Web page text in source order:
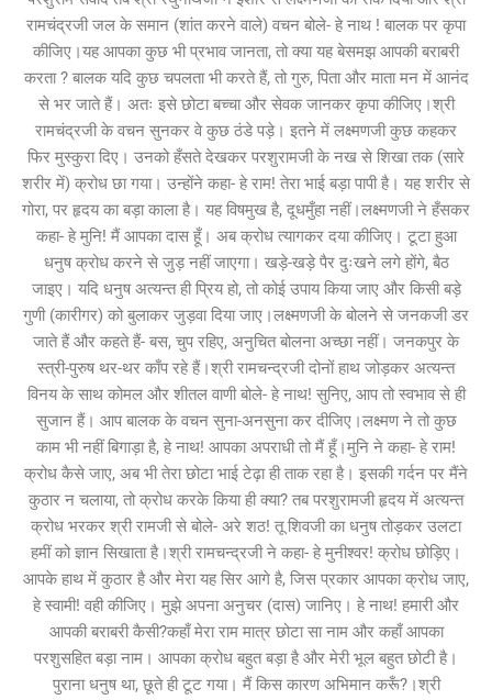
रामचंद्रजी जल के समान (शांत करने वाले) वचन बोले- हे नाथ ! बालक पर कृपा
कीजिए।यह आपका कुछ भी प्रभाव जानता, तो क्या यह बेसमझ आपकी बराबरी
करता ? बालक यदि कुछ चपलता भी करते हैं, तो गुरु, पिता और माता मन में आनंद
से भर जाते हैं। अतः इसे छोटा बच्चा और सेवक जानकर कृपा कीजिए।श्री
रामचंद्रजी के वचन सुनकर वे कुछ ठंडे पड़े। इतने में लक्ष्मणजी कुछ कहकर
फिर मुस्कुरा दिए। उनको हँसते देखकर परशुरामजी के नख से शिखा तक (सारे
शरीर में) क्रोध छा गया। उन्होंने कहा- हे राम! तेरा भाई बड़ा पापी है। यह शरीर से
गोरा, पर हृदय का बड़ा काला है। यह विषमुख है, दूधमुँहा नहीं।लक्ष्मणजी ने हँसकर
कहा- हे मुनि! मैं आपका दास हूँ। अब क्रोध त्यागकर दया कीजिए। टूटा हुआ
धनुष क्रोध करने से जुड़ नहीं जाएगा। खड़े-खड़े पैर दुःखने लगे होंगे, बैठ
जाइए। यदि धनुष अत्यन्त ही प्रिय हो, तो कोई उपाय किया जाए और किसी बड़े
गुणी (कारीगर) को बुलाकर जुड़वा दिया जाए।लक्ष्मणजी के बोलने से जनकजी डर
जाते हैं और कहते हैं- बस, चुप रहिए, अनुचित बोलना अच्छा नहीं। जनकपुर के
स्त्री-पुरुष थर-थर काँप रहे हैं।श्री रामचन्द्रजी दोनों हाथ जोड़कर अत्यन्त
विनय के साथ कोमल और शीतल वाणी बोले- हे नाथ! सुनिए, आप तो स्वभाव से ही
सुजान हैं। आप बालक के वचन सुना-अनसुना कर दीजिए।लक्ष्मण ने तो कुछ
काम भी नहीं बिगाड़ा है, हे नाथ! आपका अपराधी तो मैं हूँ।मुनि ने कहा- हे राम!
क्रोध कैसे जाए, अब भी तेरा छोटा भाई टेढ़ा ही ताक रहा है। इसकी गर्दन पर मैंने
कुठार न चलाया, तो क्रोध करके किया ही क्या? तब परशुरामजी हृदय में अत्यन्त
क्रोध भरकर श्री रामजी से बोले- अरे शठ! तू शिवजी का धनुष तोड़कर उलटा
हमीं को ज्ञान सिखाता है।श्री रामचन्द्रजी ने कहा- हे मुनीश्वर! क्रोध छोड़िए।
आपके हाथ में कुठार है और मेरा यह सिर आगे है, जिस प्रकार आपका क्रोध जाए,
हे स्वामी! वही कीजिए। मुझे अपना अनुचर (दास) जानिए। हे नाथ! हमारी और
आपकी बराबरी कैसी?कहाँ मेरा राम मात्र छोटा सा नाम और कहाँ आपका
परशुसहित बड़ा नाम। आपका क्रोध बहुत बड़ा है और मेरी भूल बहुत छोटी है।
पुराना धनुष था, छूते ही टूट गया। मैं किस कारण अभिमान करूँ?।श्री